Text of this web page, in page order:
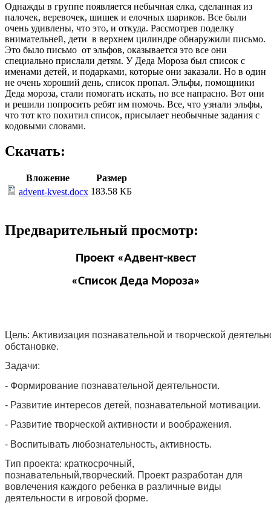
Однажды в группе появляется небычная елка, сделанная из
палочек, веревочек, шишек и елочных шариков. Все были
очень удивлены, что это, и откуда. Рассмотрев поделку
внимательней, дети в верхнем цилиндре обнаружили письмо.
Это было письмо от эльфов, оказывается это все они
специально прислали детям. У Деда Мороза был список с
именами детей, и подарками, которые они заказали. Но в один
не очень хороший день, список пропал. Эльфы, помощники
Деда мороза, стали помогать искать, но все напрасно. Вот они
и решили попросить ребят им помочь. Все, что узнали эльфы,
что тот кто похитил список, присылает необычные задания с
кодовыми словами.
Скачать:
Вложение
Размер
advent-kvest.docx 183.58 КБ
Предварительный просмотр:
Проект «Адвент-квест
«Список Деда Мороза»
Цель: Активизация познавательной и творческой
обстановке.
Задачи:
- Формирование познавательной деятельности.
- Развитие интересов детей, познавательной мотивации.
- Развитие творческой активности и воображения.
- Воспитывать любознательность, активность.
Тип проекта: краткосрочный,
познавательный,творческий. Проект разработан для
вовлечения каждого ребенка в различные виды
деятельности в игровой форме.